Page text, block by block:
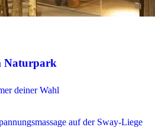
Naturpark
deiner Wahl
auf der Sway-Liege